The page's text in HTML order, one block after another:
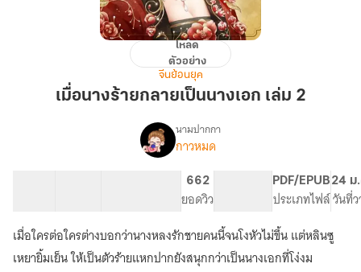
ร้ายก
นางเอก
โหลด
ตัวอย่าง
จีนย้อนยุค
เมื่อนางร้ายกลายเป็นนางเอก เล่ม 2
เรื่อง[มี
Book]เมื่อ
นาง
ร้ายก
ลาย
เป็น
นางเอก
นามปากกา
กาวหมด
662
ยอดวิว
PDF/EPUB
ประเภทไฟล์
24 ม
วันที่
เมื่อใครต่อใครต่างบอกว่านางหลงรักชายคนนี้จนโงหัวไม่ขึ้น แต่หลินซู
เหยายิ้มเย็น ให้เป็นตัวร้ายแหกปากยังสนุกกว่าเป็นนางเอกที่โง่งม